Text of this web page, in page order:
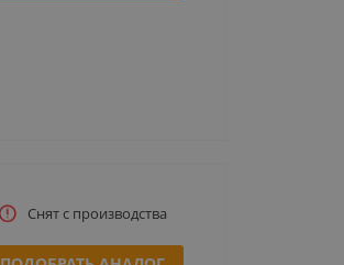
Снят с производства